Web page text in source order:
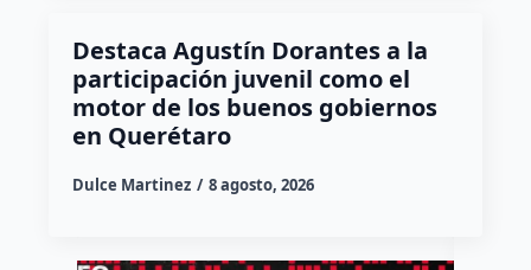
Destaca Agustín Dorantes a la
participación juvenil como el
motor de los buenos gobiernos
en Querétaro
Dulce Martinez 8 agosto, 2026